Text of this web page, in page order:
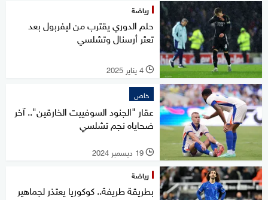
رياضة
حلم الدوري يقترب من ليفربول بعد
تعثر أرسنال وتشلسي
l 4 يناير 2025
خاص
عقار "الجنود السوفييت الخارقين".. آخر
ضحاياه نجم تشلسي
l 19 ديسمبر 2024
رياضة
بطريقة طريفة.. كوكوريا يعتذر لجماهير